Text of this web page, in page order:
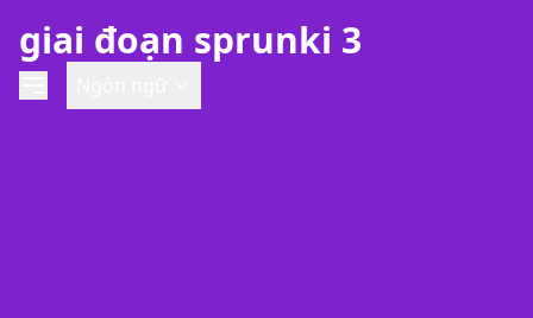
giai đoạn sprunki 3